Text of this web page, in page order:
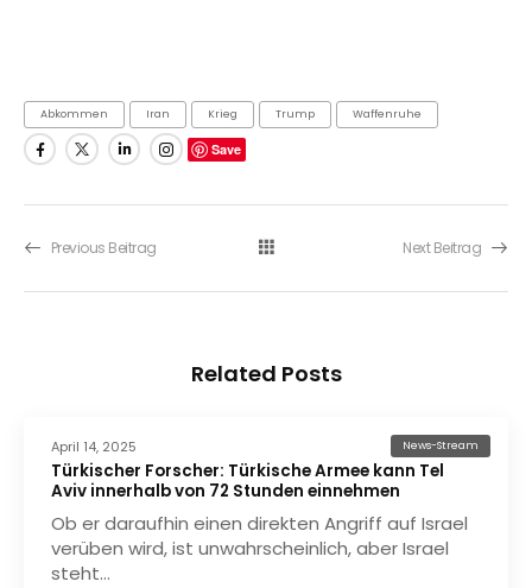
Abkommen Iran Krieg Trump Waffenruhe
Save
Previous Beitrag Next Beitrag
Related Posts
April 14, 2025 News-Stream
Türkischer Forscher: Türkische Armee kann Tel
Aviv innerhalb von 72 Stunden einnehmen
Ob er daraufhin einen direkten Angriff auf Israel
verüben wird, ist unwahrscheinlich, aber Israel
steht…